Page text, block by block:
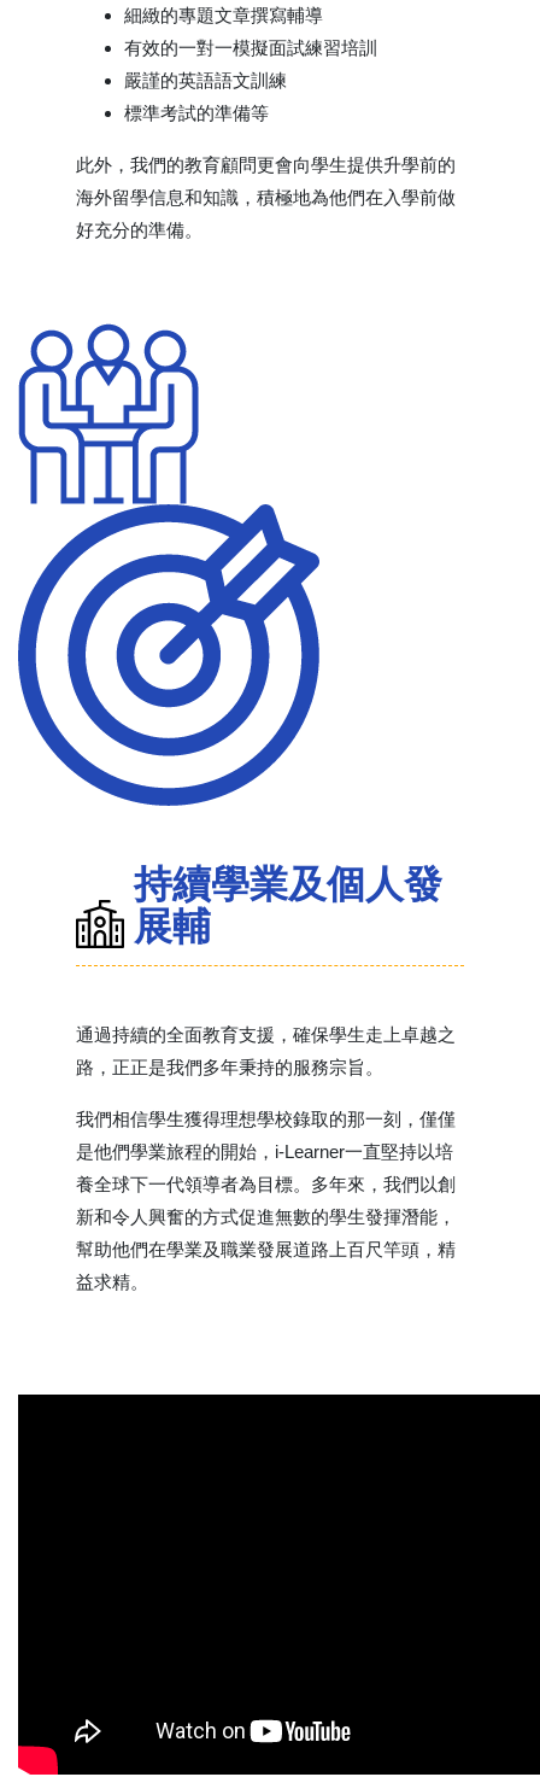
細緻的專題文章撰寫輔導
有效的一對一模擬面試練習培訓
嚴謹的英語語文訓練
標準考試的準備等
此外，我們的教育顧問更會向學生提供升學前的
海外留學信息和知識，積極地為他們在入學前做
好充分的準備。
持續學業及個人發
展輔
通過持續的全面教育支援，確保學生走上卓越之
路，正正是我們多年秉持的服務宗旨。
我們相信學生獲得理想學校錄取的那一刻，僅僅
是他們學業旅程的開始，i-Learner一直堅持以培
養全球下一代領導者為目標。多年來，我們以創
新和令人興奮的方式促進無數的學生發揮潛能，
幫助他們在學業及職業發展道路上百尺竿頭，精
益求精。